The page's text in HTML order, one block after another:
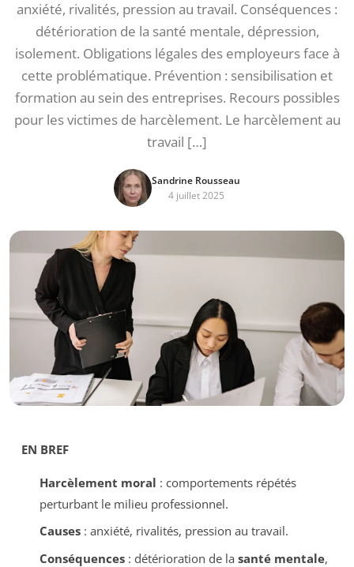
anxiété, rivalités, pression au travail. Conséquences :
détérioration de la santé mentale, dépression,
isolement. Obligations légales des employeurs face à
cette problématique. Prévention : sensibilisation et
formation au sein des entreprises. Recours possibles
pour les victimes de harcèlement. Le harcèlement au
travail […]
Sandrine Rousseau
4 juillet 2025
EN BREF
Harcèlement moral : comportements répétés
perturbant le milieu professionnel.
Causes: anxiété, rivalités, pression au travail.
Conséquences: détérioration de la santé mentale,